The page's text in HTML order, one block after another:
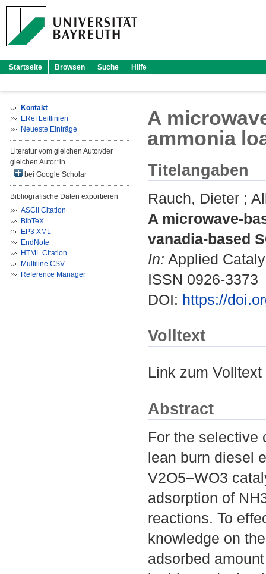
Startseite Browsen Suche Hilfe
Kontakt
ERef Leitlinien
Neueste Einträge
Literatur vom gleichen Autor/der
gleichen Autor*in
bei Google Scholar
Bibliografische Daten exportieren
ASCII Citation
BibTeX
EP3 XML
EndNote
HTML Citation
Multiline CSV
Reference Manager
A
ammonia
Titelangaben
Rauch, Dieter ;
A microwave-
vanadia-based
In: Applied
ISSN 0926-3373
DOI: https://
Volltext
Link zum
Abstract
For the selective
lean burn diesel
V2O5–WO3
adsorption of
reactions. To
knowledge on
adsorbed